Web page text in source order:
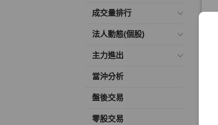
成交量排行
法人動態(個股)
主力進出
當沖分析
盤後交易
零股交易